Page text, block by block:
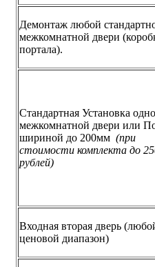
Демонтаж любой
межкомнатной двери
портала).
Стандартная Установка
межкомнатной двери или
шириной до 200мм (при
стоимости комплекта до
рублей)
Входная вторая дверь
ценовой диапазон)